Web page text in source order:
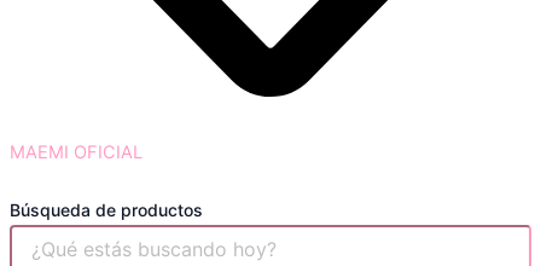
MAEMI OFICIAL
Búsqueda de productos